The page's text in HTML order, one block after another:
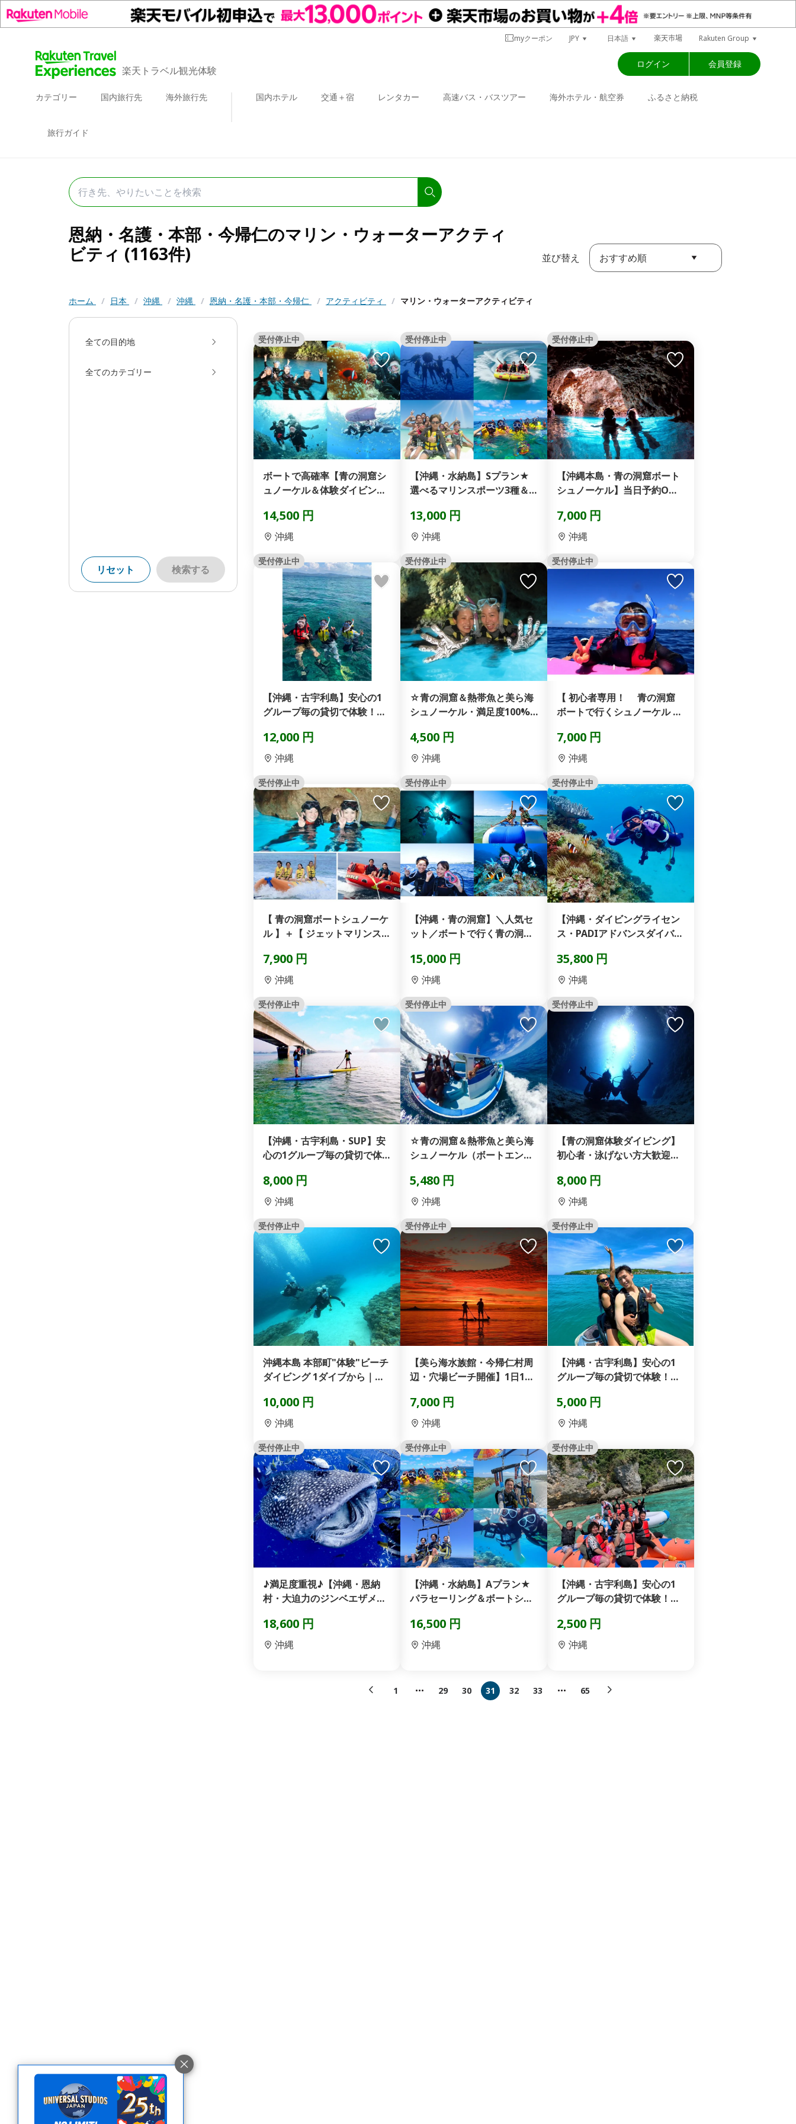
myクーポン JPY 日本語 楽天市場 Rakuten Group
楽天トラベル観光体験
ログイン 会員登録
カテゴリー 国内旅行先 海外旅行先 国内ホテル 交通＋宿 レンタカー 高速バス・バスツアー 海外ホテル・航空券 ふるさと納税
旅行ガイド
恩納・名護・本部・今帰仁のマリン・ウォーターアクティ
ビティ (1163件)
ホーム / 日本 / 沖縄 / 沖縄 / 恩納・名護・本部・今帰仁 / アクティビティ / マリン・ウォーターアクティビティ
並び替え おすすめ順
全ての目的地
全てのカテゴリー
リセット 検索する
受付停止中
ボートで高確率【青の洞窟シ
ュノーケル＆体験ダイビン
14,500 円
沖縄
受付停止中
【沖縄・水納島】Sプラン★
選べるマリンスポーツ3種＆
13,000 円
沖縄
受付停止中
【沖縄本島・青の洞窟ボート
シュノーケル】当日予約O★
7,000 円
沖縄
受付停止中
【沖縄・古宇利島】安心の1
グループ毎の貸切で体験！カ
12,000 円
沖縄
受付停止中
☆青の洞窟＆熱帯魚と美ら海
シュノーケル・満足度100%
4,500 円
沖縄
受付停止中
【 初心者専用！ 青の洞窟
ボートで行くシュノーケル 】
7,000 円
沖縄
受付停止中
【 青の洞窟ボートシュノーケ
ル 】＋【 ジェットマリンスポ
7,900 円
沖縄
受付停止中
【沖縄・青の洞窟】＼人気セ
ット／ボートで行く青の洞窟
15,000 円
沖縄
受付停止中
【沖縄・ダイビングライセン
ス・PADIアドバンスダイバ
35,800 円
沖縄
受付停止中
【沖縄・古宇利島・SUP】安
心の1グループ毎の貸切で体
8,000 円
沖縄
受付停止中
☆青の洞窟＆熱帯魚と美ら海
シュノーケル（ボートエント
5,480 円
沖縄
受付停止中
【青の洞窟体験ダイビング】
初心者・泳げない方大歓迎☆
8,000 円
沖縄
受付停止中
沖縄本島 本部町"体験"ビーチ
ダイビング 1ダイブから｜カ
10,000 円
沖縄
受付停止中
【美ら海水族館・今帰仁村周
辺・穴場ビーチ開催】1日1組
7,000 円
沖縄
受付停止中
【沖縄・古宇利島】安心の1
グループ毎の貸切で体験！当
5,000 円
沖縄
受付停止中
♪満足度重視♪【沖縄・恩納
村・大迫力のジンベエザメ・
18,600 円
沖縄
受付停止中
【沖縄・水納島】Aプラン★
パラセーリング＆ボートシュ
16,500 円
沖縄
受付停止中
【沖縄・古宇利島】安心の1
グループ毎の貸切で体験！お
2,500 円
沖縄
1 29 30 31 32 33 65